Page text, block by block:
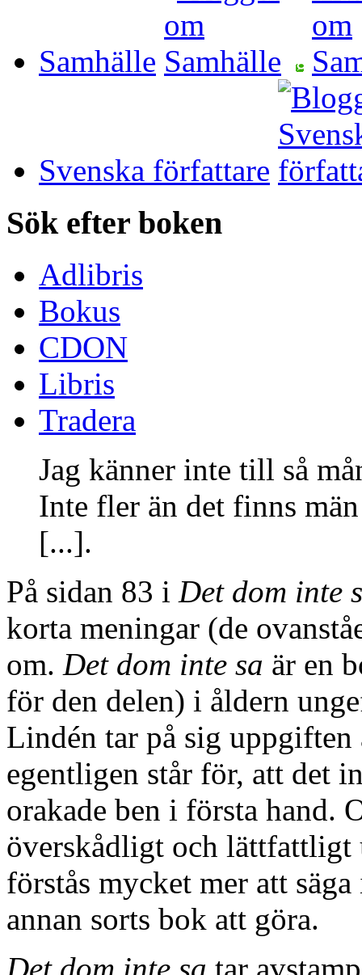
Samhälle
Svenska författare
Sök efter boken
Adlibris
Bokus
CDON
Libris
Tradera
Jag känner inte till så
Inte fler än det finns
[...].
På sidan 83 i Det dom inte
korta meningar (de
om. Det dom inte sa är en
för den delen) i åldern
Lindén tar på sig
egentligen står för, att det
orakade ben i första hand.
överskådligt och
förstås mycket mer att
annan sorts bok att göra.